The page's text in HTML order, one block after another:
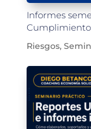
Informes
Cumplimiento
Riesgos,